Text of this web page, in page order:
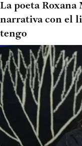
La poeta
narrativa con el
tengo